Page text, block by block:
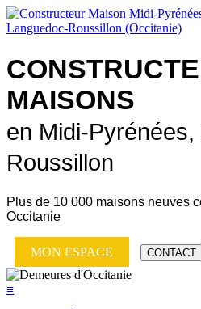
MAISONS
en Midi-
Roussillon
Plus de 10 000 maisons neuves
Occitanie
MON ESPACE CONTACT
≡